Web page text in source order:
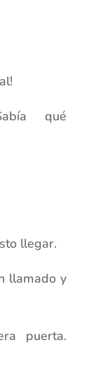
qué
llegar.
llamado y
puerta.